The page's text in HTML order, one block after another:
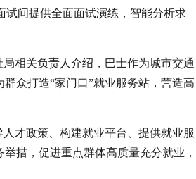
间提供全面面试演练，智能分析求
相关负责人介绍，巴士作为城市交通
众打造“家门口”就业服务站，营造高
才政策、构建就业平台、提供就业服
措，促进重点群体高质量充分就业，